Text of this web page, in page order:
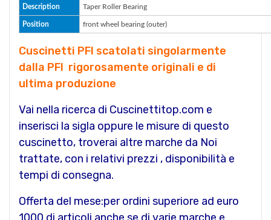
Description Taper Roller Bearing
Position front wheel bearing (outer)
Cuscinetti PFI scatolati singolarmente
dalla PFI rigorosamente originali e di
ultima produzione
Vai nella ricerca di Cuscinettitop.com e
inserisci la sigla oppure le misure di questo
cuscinetto, troverai altre marche da Noi
trattate, con i relativi prezzi , disponibilità e
tempi di consegna.
Offerta del mese:per ordini superiore ad euro